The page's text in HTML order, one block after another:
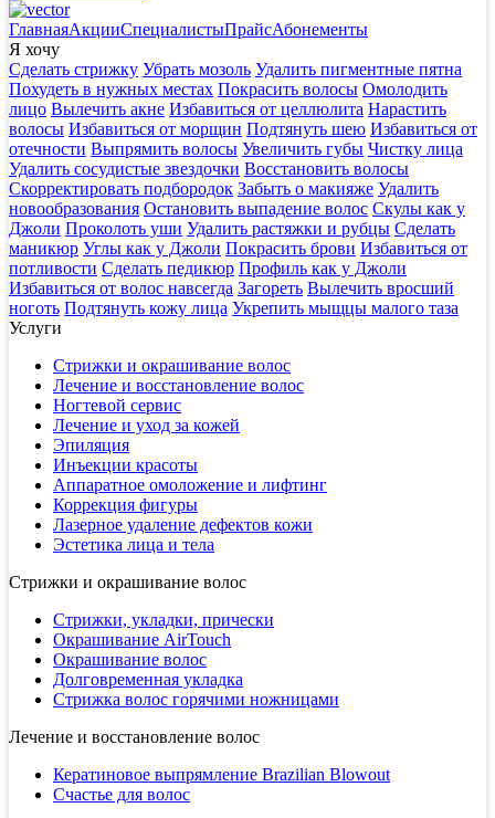
ГлавнаяАкцииСпециалистыПрайсАбонементы
Я хочу
Сделать стрижку Убрать мозоль Удалить пигментные пятна
Похудеть в нужных местах Покрасить волосы Омолодить
лицо Вылечить акне Избавиться от целлюлита Нарастить
волосы Избавиться от морщин Подтянуть шею Избавиться от
отечности Выпрямить волосы Увеличить губы Чистку лица
Удалить сосудистые звездочки Восстановить волосы
Скорректировать подбородок Забыть о макияже Удалить
новообразования Остановить выпадение волос Скулы как у
Джоли Проколоть уши Удалить растяжки и рубцы Сделать
маникюр Углы как у Джоли Покрасить брови Избавиться от
потливости Сделать педикюр Профиль как у Джоли
Избавиться от волос навсегда Загореть Вылечить вросший
ноготь Подтянуть кожу лица Укрепить мыщцы малого таза
Услуги
Стрижки и окрашивание волос
Лечение и восстановление волос
Ногтевой сервис
Лечение и уход за кожей
Эпиляция
Инъекции красоты
Аппаратное омоложение и лифтинг
Коррекция фигуры
Лазерное удаление дефектов кожи
Эстетика лица и тела
Стрижки и окрашивание волос
Стрижки, укладки, прически
Окрашивание AirTouch
Окрашивание волос
Долговременная укладка
Стрижка волос горячими ножницами
Лечение и восстановление волос
Кератиновое выпрямление Brazilian Blowout
Счастье для волос